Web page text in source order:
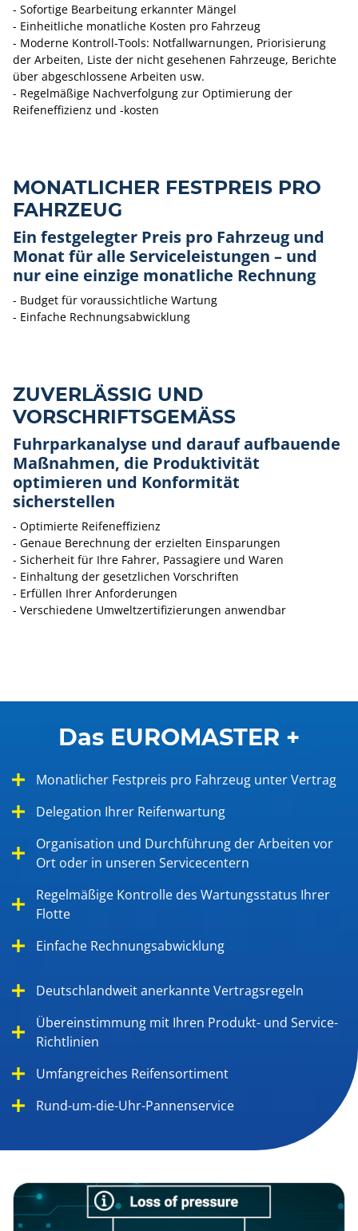
- Sofortige Bearbeitung erkannter Mängel
- Einheitliche monatliche Kosten pro Fahrzeug
- Moderne Kontroll-Tools: Notfallwarnungen, Priorisierung
der Arbeiten, Liste der nicht gesehenen Fahrzeuge, Berichte
über abgeschlossene Arbeiten usw.
- Regelmäßige Nachverfolgung zur Optimierung der
Reifeneffizienz und -kosten
MONATLICHER FESTPREIS PRO
FAHRZEUG
Ein festgelegter Preis pro Fahrzeug und
Monat für alle Serviceleistungen – und
nur eine einzige monatliche Rechnung
- Budget für voraussichtliche Wartung
- Einfache Rechnungsabwicklung
ZUVERLÄSSIG UND
VORSCHRIFTSGEMÄSS
Fuhrparkanalyse und darauf aufbauende
Maßnahmen, die Produktivität
optimieren und Konformität
sicherstellen
- Optimierte Reifeneffizienz
- Genaue Berechnung der erzielten Einsparungen
- Sicherheit für Ihre Fahrer, Passagiere und Waren
- Einhaltung der gesetzlichen Vorschriften
- Erfüllen Ihrer Anforderungen
- Verschiedene Umweltzertifizierungen anwendbar
Das EUROMASTER +
Monatlicher Festpreis pro Fahrzeug unter Vertrag
Delegation Ihrer Reifenwartung
Organisation und Durchführung der Arbeiten vor
Ort oder in unseren Servicecentern
Regelmäßige Kontrolle des Wartungsstatus Ihrer
Flotte
Einfache Rechnungsabwicklung
Deutschlandweit anerkannte Vertragsregeln
Übereinstimmung mit Ihren Produkt- und Service-
Richtlinien
Umfangreiches Reifensortiment
Rund-um-die-Uhr-Pannenservice